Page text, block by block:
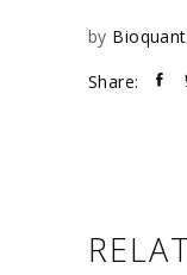
by
Share: